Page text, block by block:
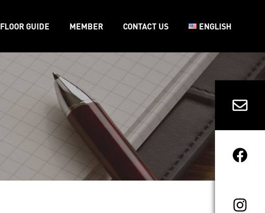
FLOOR GUIDE MEMBER CONTACT US ENGLISH